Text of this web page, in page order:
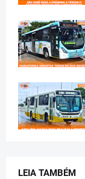
LEIA TAMBÉM